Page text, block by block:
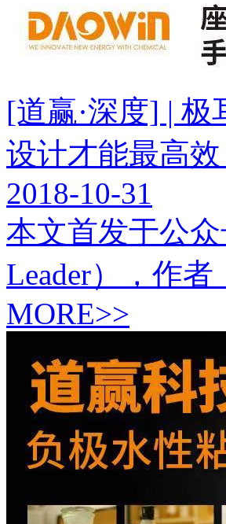
[道赢·深度] |
设计才能最高效
2018-10-31
本文首发于公众
Leader），作
MORE>>